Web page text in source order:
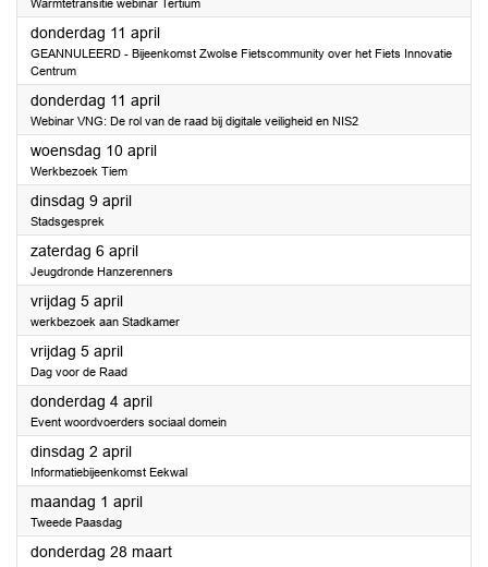
Warmtetransitie webinar Tertium
donderdag 11 april2024
GEANNULEERD - Bijeenkomst Zwolse Fietscommunity over het Fiets Innovatie
Centrum
donderdag 11 april2024
Webinar VNG: De rol van de raad bij digitale veiligheid en NIS2
woensdag 10 april2024
Werkbezoek Tiem
dinsdag 9 april2024
Stadsgesprek
zaterdag 6 april2024
Jeugdronde Hanzerenners
vrijdag 5 april2024
werkbezoek aan Stadkamer
vrijdag 5 april2024
Dag voor de Raad
donderdag 4 april2024
Event woordvoerders sociaal domein
dinsdag 2 april2024
Informatiebijeenkomst Eekwal
maandag 1 april2024
Tweede Paasdag
donderdag 28 maart2024